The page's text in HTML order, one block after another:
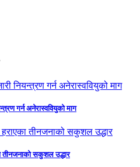
गर्न अनेरास्ववियुको माग
तीनजनाको सकुशल उद्धार